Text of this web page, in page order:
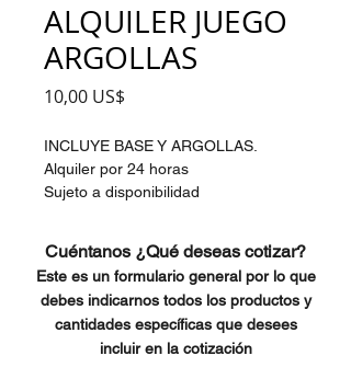
ALQUILER JUEGO
ARGOLLAS
10,00 US$
INCLUYE BASE Y ARGOLLAS.
Alquiler por 24 horas
Sujeto a disponibilidad
Cuéntanos ¿Qué deseas cotizar?
Este es un formulario general por lo que
debes indicarnos todos los productos y
cantidades específicas que desees
incluir en la cotización